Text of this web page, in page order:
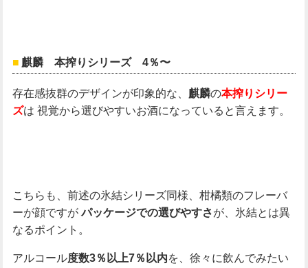
麒麟 本搾りシリーズ 4％〜
存在感抜群のデザインが印象的な、 麒麟の本搾りシリー
ズは 視覚から選びやすいお酒になっていると言えます。
こちらも、前述の氷結シリーズ同様、柑橘類のフレーバ
ーが顔ですが パッケージでの選びやすさが、氷結とは異
なるポイント。
アルコール度数3％以上7％以内を、徐々に飲んでみたい